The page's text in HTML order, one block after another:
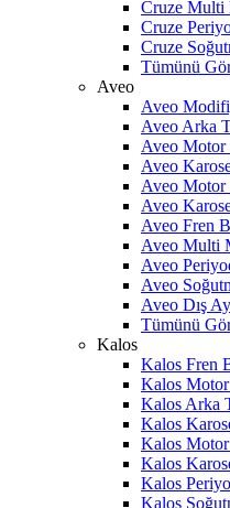
Cruze Multi
Cruze
Cruze
Tümünü
Aveo
Aveo
Aveo Arka
Aveo Motor
Aveo
Aveo Motor
Aveo
Aveo Fren
Aveo Multi
Aveo
Aveo
Aveo Dış
Tümünü
Kalos
Kalos Fren
Kalos Motor
Kalos Arka
Kalos
Kalos Motor
Kalos
Kalos
Kalos